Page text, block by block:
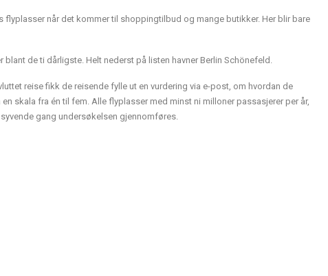
flyplasser når det kommer til shoppingtilbud og mange butikker. Her blir bare
de ti dårligste. Helt nederst på listen havner Berlin Schönefeld.
reise fikk de reisende fylle ut en vurdering via e-post, om hvordan de
skala fra én til fem. Alle flyplasser med minst ni milloner passasjerer per år,
gang undersøkelsen gjennomføres.